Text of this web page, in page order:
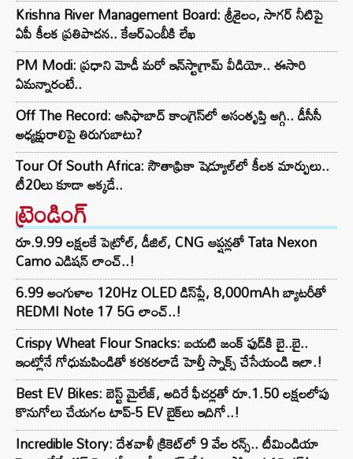
Krishna River Management Board: శ్రీశైలం, సాగర్ నీటిపై
ఏపీ కీలక ప్రతిపాదన.. కేఆర్ఎంబీకి లేఖ
PM Modi: ప్రధాని మోడీ మరో ఇన్‌స్టాగ్రామ్ వీడియో.. ఈసారి
ఏమన్నారంటే..
Off The Record: ఆసిఫాబాద్ కాంగ్రెస్‌లో అసంతృప్తి అగ్గి.. డీసీసీ
అధ్యక్షురాలిపై తిరుగుబాటు?
Tour Of South Africa: సౌతాఫ్రికా షెడ్యూల్‌లో కీలక మార్పులు..
టీ20లు కూడా అక్కడే..
ట్రెండింగ్‌
రూ.9.99 లక్షలకే పెట్రోల్, డీజిల్, CNG ఆప్షన్లతో Tata Nexon
Camo ఎడిషన్ లాంచ్..!
6.99 అంగుళాల 120Hz OLED డిస్‌ప్లే, 8,000mAh బ్యాటరీతో
REDMI Note 17 5G లాంచ్..!
Crispy Wheat Flour Snacks: బయటి జంక్ ఫుడ్‌కి బై..బై..
ఇంట్లోనే గోధుమపిండితో కరకరలాడే హెల్తీ స్నాక్స్ చేసేయండి ఇలా.!
Best EV Bikes: బెస్ట్ మైలేజ్, అదిరే ఫీచర్లతో రూ.1.50 లక్షలలోపు
కొనుగోలు చేయగల టాప్-5 EV బైక్‌లు ఇదిగో..!
Incredible Story: దేశవాళీ క్రికెట్‌లో 9 వేల రన్స్.. టీమిండియా